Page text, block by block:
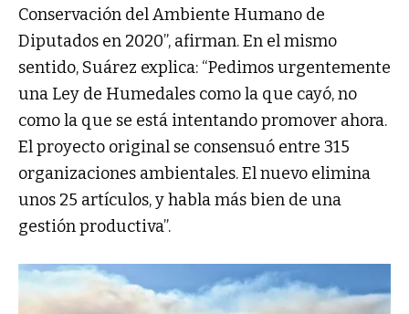
Conservación del Ambiente Humano de
Diputados en 2020”, afirman. En el mismo
sentido, Suárez explica: “Pedimos urgentemente
una Ley de Humedales como la que cayó, no
como la que se está intentando promover ahora.
El proyecto original se consensuó entre 315
organizaciones ambientales. El nuevo elimina
unos 25 artículos, y habla más bien de una
gestión productiva”.